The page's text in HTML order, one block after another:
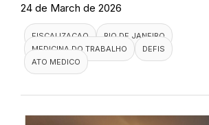
24 de March de 2026
FISCALIZACAO
RIO DE JANEIRO
MEDICINA DO TRABALHO
DEFIS
ATO MEDICO